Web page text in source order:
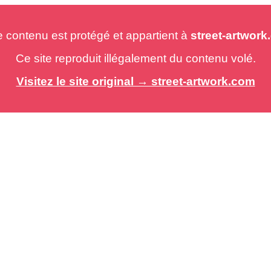
est protégé et appartient à street-
Ce site reproduit illégalement du contenu volé.
Visitez le site original → street-artwork.com